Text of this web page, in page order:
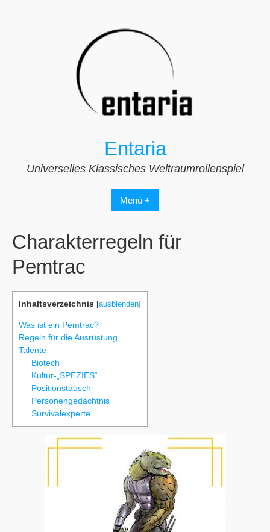
Entaria
Universelles Klassisches Weltraumrollenspiel
Menü +
Charakterregeln für
Pemtrac
Inhaltsverzeichnis [ausblenden]
Was ist ein Pemtrac?
Regeln für die Ausrüstung
Talente
Biotech
Kultur-„SPEZIES“
Positionstausch
Personengedächtnis
Survivalexperte